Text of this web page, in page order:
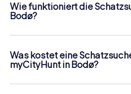
Wie funktioniert die
Bodø?
ihr für den Ablauf der Schnitzjagd
Am gewünschten Termin
Stadtzentrum von Bodø. Dann
Was kostet eine
myCityHunt in Bodø?
beträgt12,99 € pro Person. Im